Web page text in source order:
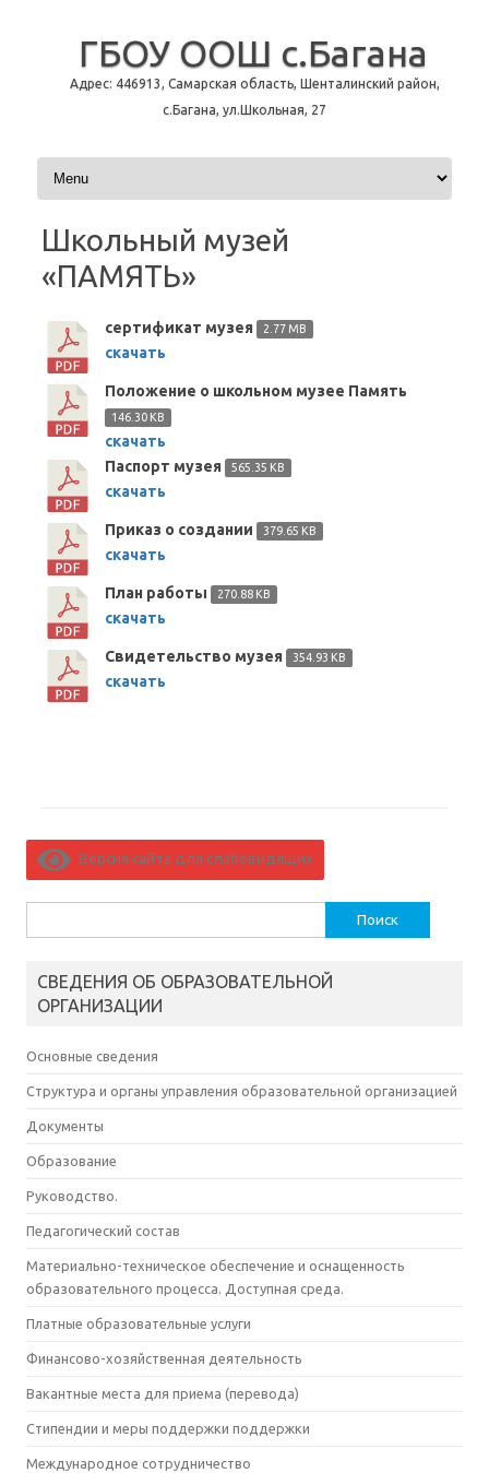
ГБОУ ООШ с.Багана
Адрес: 446913, Самарская область, Шенталинский район,
с.Багана, ул.Школьная, 27
Перейти к содержимому
Школьный музей
«ПАМЯТЬ»
сертификат музея 2.77 MB
скачать
Положение о школьном музее Память
146.30 KB
скачать
Паспорт музея
565.35 KB
скачать
Приказ о создании 379.65 KB
скачать
План работы 270.88 KB
скачать
Свидетельство музея 354.93 KB
скачать
Версия сайта для слабовидящих
СВЕДЕНИЯ ОБ ОБРАЗОВАТЕЛЬНОЙ
ОРГАНИЗАЦИИ
Основные сведения
Структура и органы управления образовательной организацией
Документы
Образование
Руководство.
Педагогический состав
Материально-техническое обеспечение и оснащенность
образовательного процесса. Доступная среда.
Платные образовательные услуги
Финансово-хозяйственная деятельность
Вакантные места для приема (перевода)
Стипендии и меры поддержки поддержки
Международное сотрудничество